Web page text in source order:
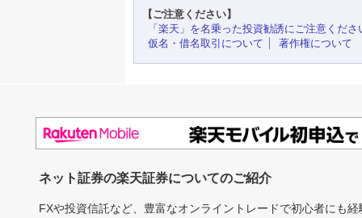
【ご注意ください】
「楽天」を名乗った投資勧誘にご注意くださ
仮名・借名取引について
著作権について
ネット証券の楽天証券についてのご紹介
FXや投資信託など、豊富なオンライントレードで初心者にも